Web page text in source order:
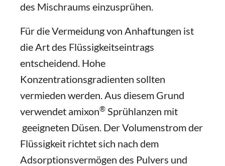
des Mischraums einzusprühen.
Für die Vermeidung von Anhaftungen ist
die Art des Flüssigkeitseintrags
entscheidend. Hohe
Konzentrationsgradienten sollten
vermieden werden. Aus diesem Grund
verwendet amixon® Sprühlanzen mit
geeigneten Düsen. Der Volumenstrom der
Flüssigkeit richtet sich nach dem
Adsorptionsvermögen des Pulvers und